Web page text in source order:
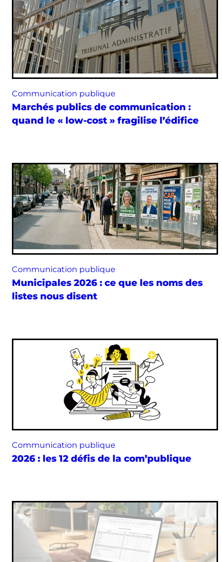
Communication publique
Marchés publics de communication :
quand le « low-cost » fragilise l’édifice
Communication publique
Municipales 2026 : ce que les noms des
listes nous disent
Communication publique
2026 : les 12 défis de la com’publique